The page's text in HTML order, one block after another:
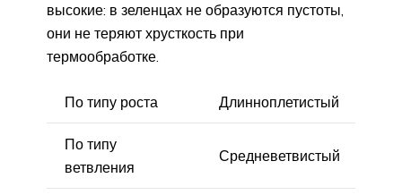
высокие: в зеленцах не образуются пустоты,
они не теряют хрусткость при
термообработке.
По типу роста Длинноплетистый
По типу
ветвления
Средневетвистый